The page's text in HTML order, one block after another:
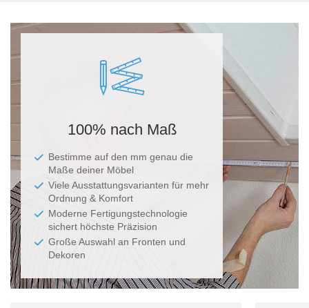
100% nach Maß
Bestimme auf den mm genau die
Maße deiner Möbel
Viele Ausstattungsvarianten für mehr
Ordnung & Komfort
Moderne Fertigungstechnologie
sichert höchste Präzision
Große Auswahl an Fronten und
Dekoren